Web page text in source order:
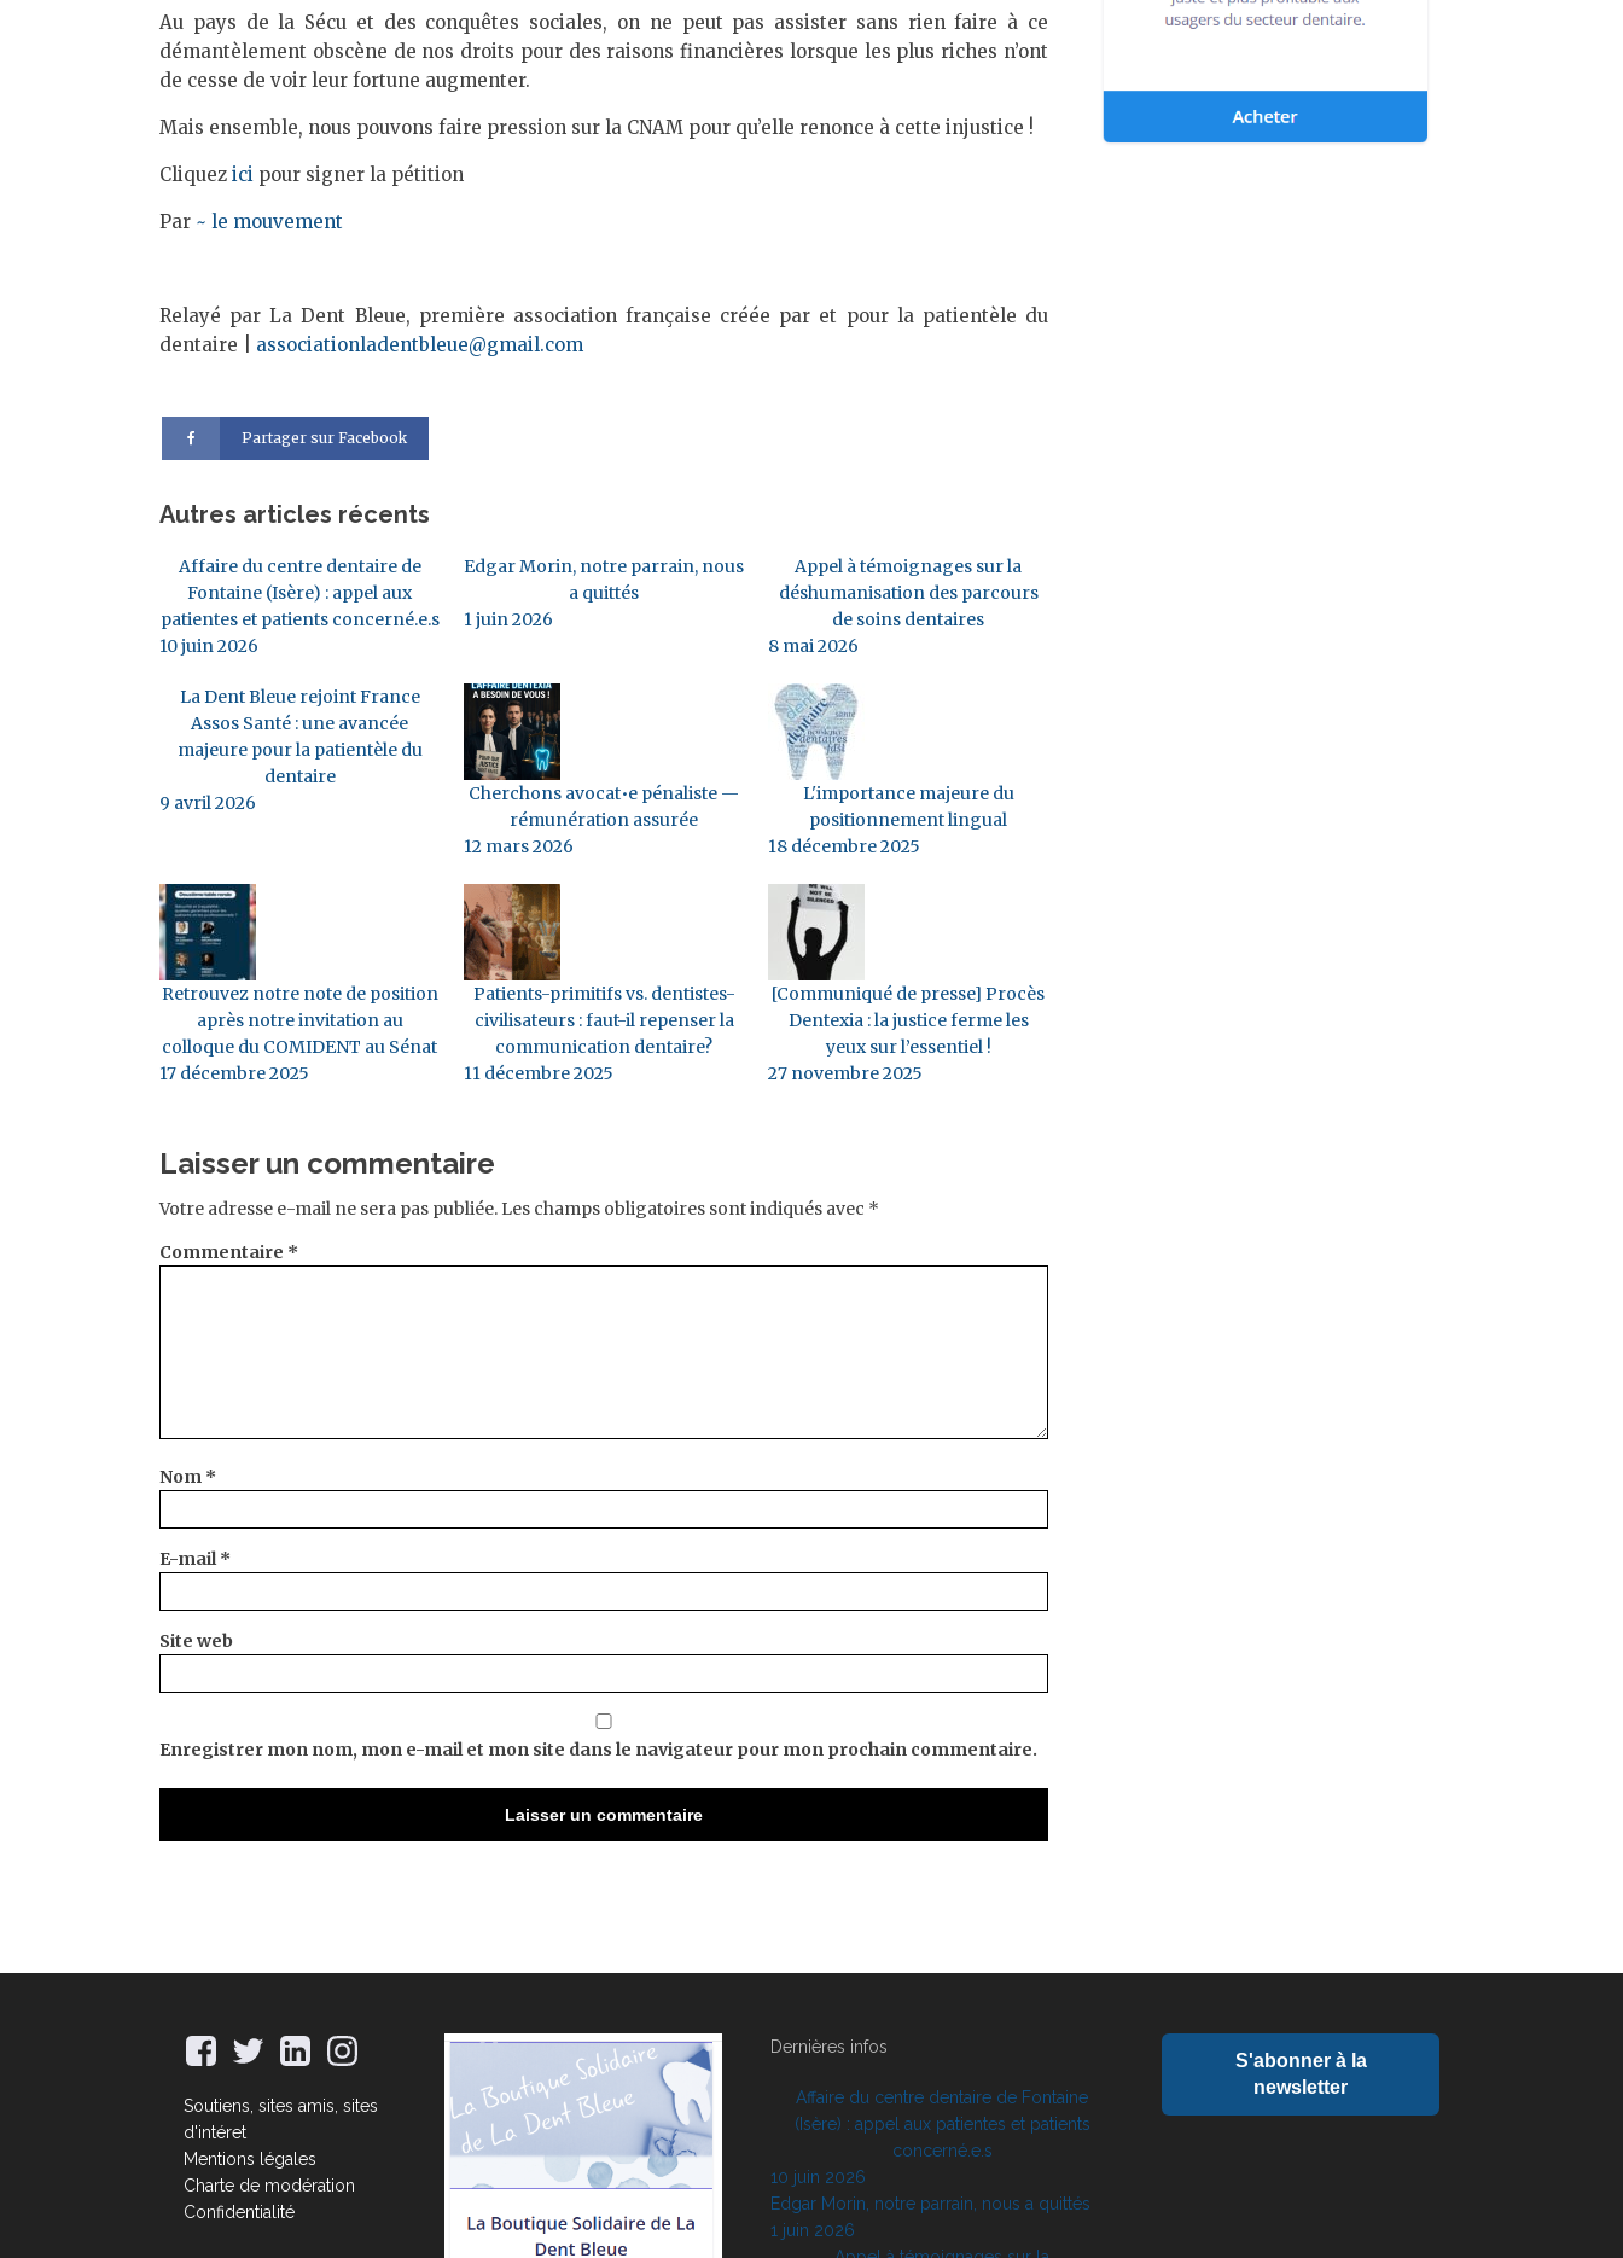
Au pays de la Sécu et des conquêtes sociales, on ne peut pas assister sans rien faire à ce
démantèlement obscène de nos droits pour des raisons financières lorsque les plus riches n’ont
de cesse de voir leur fortune augmenter.
Mais ensemble, nous pouvons faire pression sur la CNAM pour qu’elle renonce à cette injustice !
Cliquez ici pour signer la pétition
Par ~ le mouvement
Relayé par La Dent Bleue, première association française créée par et pour la patientèle du
dentaire | associationladentbleue@gmail.com
Partager sur Facebook
Autres articles récents
Affaire du centre dentaire de
Fontaine (Isère) : appel aux
patientes et patients concerné.e.s
10 juin 2026
Edgar Morin, notre parrain, nous
a quittés
1 juin 2026
Appel à témoignages sur la
déshumanisation des parcours
de soins dentaires
8 mai 2026
La Dent Bleue rejoint France
Assos Santé : une avancée
majeure pour la patientèle du
dentaire
9 avril 2026
Cherchons avocat•e pénaliste —
rémunération assurée
12 mars 2026
L'importance majeure du
positionnement lingual
18 décembre 2025
Retrouvez notre note de position
après notre invitation au
colloque du COMIDENT au Sénat
17 décembre 2025
Patients-primitifs vs. dentistes-
civilisateurs : faut-il repenser la
communication dentaire?
11 décembre 2025
[Communiqué de presse] Procès
Dentexia : la justice ferme les
yeux sur l’essentiel !
27 novembre 2025
Laisser un commentaire
Votre adresse e-mail ne sera pas publiée. Les champs obligatoires sont indiqués avec *
Commentaire *
Nom *
E-mail*
Site web
Enregistrer mon nom, mon e-mail et mon site dans le navigateur pour mon prochain commentaire.
Soutiens, sites amis, sites
d'intéret
Mentions légales
Charte de modération
Confidentialité
Dernières infos
Affaire du centre dentaire de Fontaine
(Isère) : appel aux patientes et patients
concerné.e.s
10 juin 2026
Edgar Morin, notre parrain, nous a quittés
1 juin 2026
S'abonner à la
newsletter